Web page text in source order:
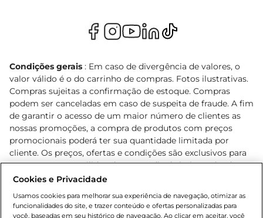
Condições gerais : Em caso de divergência de valores, o
valor válido é o do carrinho de compras. Fotos ilustrativas.
Compras sujeitas a confirmação de estoque. Compras
podem ser canceladas em caso de suspeita de fraude. A fim
de garantir o acesso de um maior número de clientes as
nossas promoções, a compra de produtos com preços
promocionais poderá ter sua quantidade limitada por
cliente. Os preços, ofertas e condições são exclusivos para
o e-commerce e válidos durante o dia de hoje, podendo
sofrer alterações sem prévia notificação. Proibida a venda
Lei n.º 8069/90, art. 81, inciso II (Estatuto da Criança e do
Adolescente). Preços e condições exclusivos para o
Cookies e Privacidade
Usamos cookies para melhorar sua experiência de navegação, otimizar as
funcionalidades do site, e trazer conteúdo e ofertas personalizadas para
você, baseadas em seu histórico de navegação. Ao clicar em aceitar, você